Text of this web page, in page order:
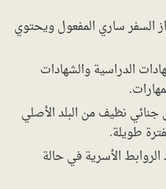
السفر ساري المفعول ويحتوي
الدراسية والشهادات
نظيف من البلد الأصلي
طويلة.
الروابط الأسرية في حالة